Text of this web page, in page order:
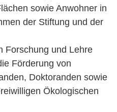
sowie Anwohner in
der Stiftung und der
Forschung und Lehre
Förderung von
Doktoranden sowie
Ökologischen